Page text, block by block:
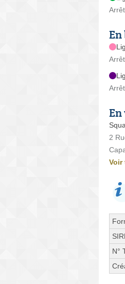
En
2
Voir
N°